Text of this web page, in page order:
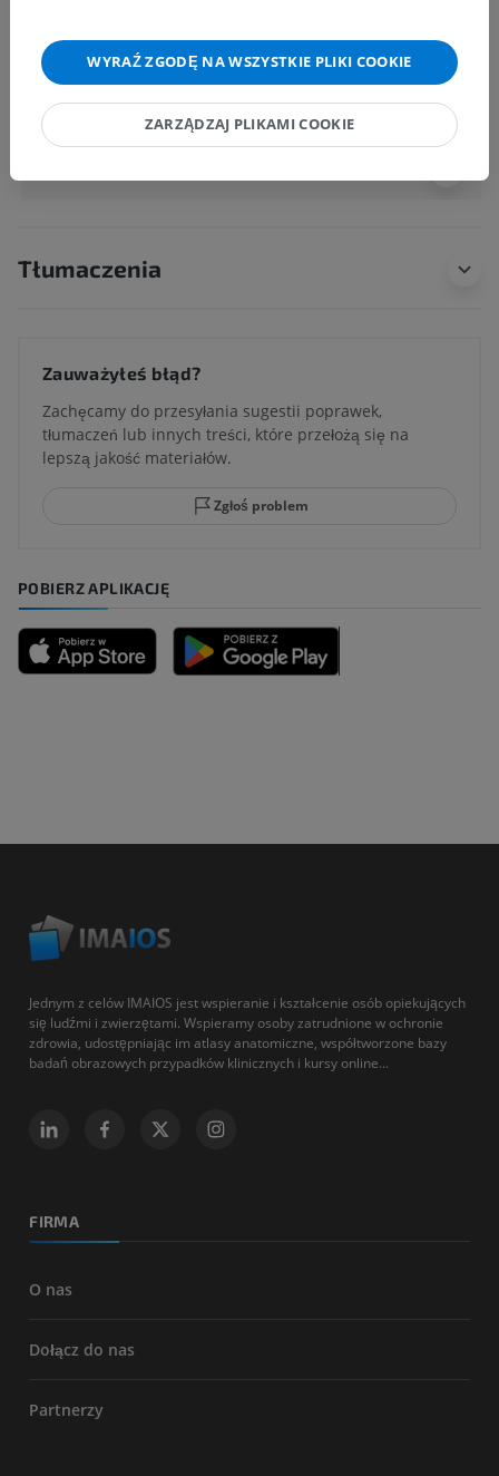
Moczowód
Pęcherz moczowy
Tłumaczenia
Zauważyłeś błąd?
Zachęcamy do przesyłania sugestii poprawek,
tłumaczeń lub innych treści, które przełożą się na
lepszą jakość materiałów.
Zgłoś problem
POBIERZ APLIKACJĘ
Jednym z celów IMAIOS jest wspieranie i kształcenie osób opiekujących
się ludźmi i zwierzętami. Wspieramy osoby zatrudnione w ochronie
zdrowia, udostępniając im atlasy anatomiczne, współtworzone bazy
badań obrazowych przypadków klinicznych i kursy online...
FIRMA
O nas
Dołącz do nas
Partnerzy
WYRAŹ ZGODĘ NA WSZYSTKIE PLIKI COOKIE
ZARZĄDZAJ PLIKAMI COOKIE